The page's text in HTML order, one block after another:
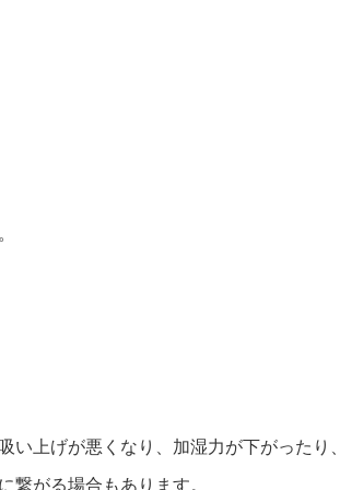
上げが悪くなり、加湿力が下がったり、
繋がる場合もあります。